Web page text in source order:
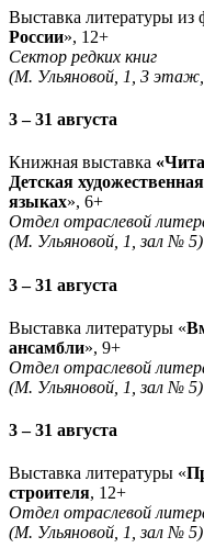
Выставка литературы из
России», 12+
Сектор редких книг
(М. Ульяновой, 1, 3 этаж,
3 – 31 августа
Книжная выставка
Детская
языках», 6+
Отдел отраслевой
(М. Ульяновой, 1, зал № 5)
3 – 31 августа
Выставка литературы «
ансамбли», 9+
Отдел отраслевой
(М. Ульяновой, 1, зал № 5)
3 – 31 августа
Выставка литературы «
строителя, 12+
Отдел отраслевой
(М. Ульяновой, 1, зал № 5)